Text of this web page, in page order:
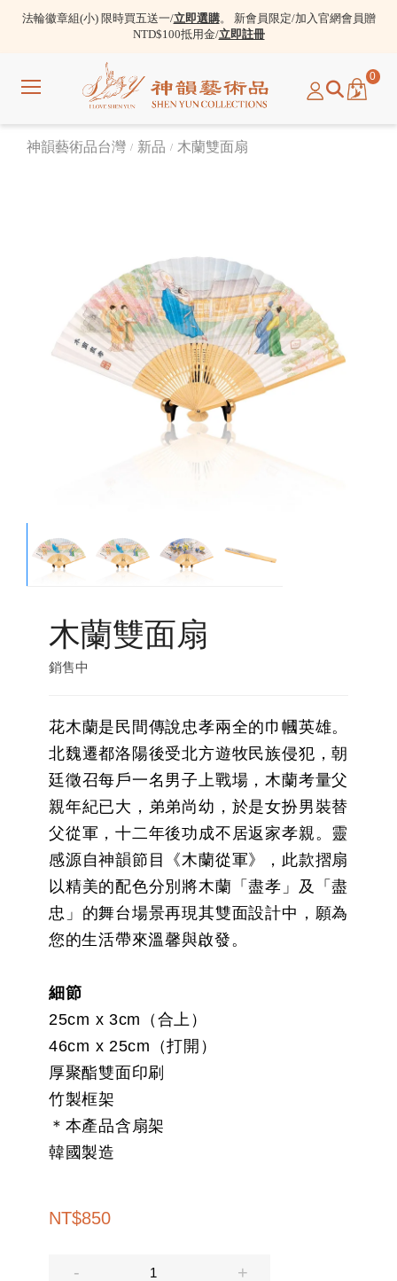
法輪徽章組(小) 限時買五送一/立即選購。 新會員限定/加入官網會員贈
NTD$100抵用金/立即註冊
選
0
神韻藝術品台灣 新品 木蘭雙面扇
木蘭雙面扇
銷售中
花木蘭是民間傳說忠孝兩全的巾幗英雄。
北魏遷都洛陽後受北方遊牧民族侵犯，朝
廷徵召每戶一名男子上戰場，木蘭考量父
親年紀已大，弟弟尚幼，於是女扮男裝替
父從軍，十二年後功成不居返家孝親。靈
感源自神韻節目《木蘭從軍》，此款摺扇
以精美的配色分別將木蘭「盡孝」及「盡
忠」的舞台場景再現其雙面設計中，願為
您的生活帶來溫馨與啟發。
細節
25cm x 3cm（合上）
46cm x 25cm（打開）
厚聚酯雙面印刷
竹製框架
＊本產品含扇架
韓國製造​
NT$850